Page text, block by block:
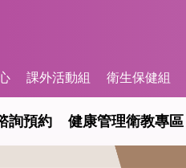
詢預約 健康管理衛教專區
課外活動組 衛生保健組